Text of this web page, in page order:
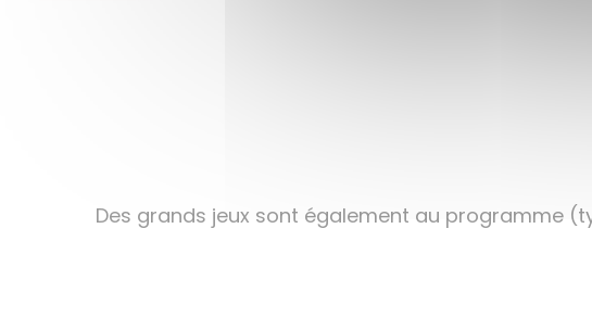
Des grands jeux sont également au programme